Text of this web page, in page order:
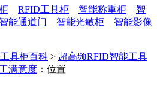
RFID工具柜 智能称重柜
智
智能通道门 智能光敏柜
智能影像
具柜百科 > 超高频RFID智能工具
满意度 ：位置